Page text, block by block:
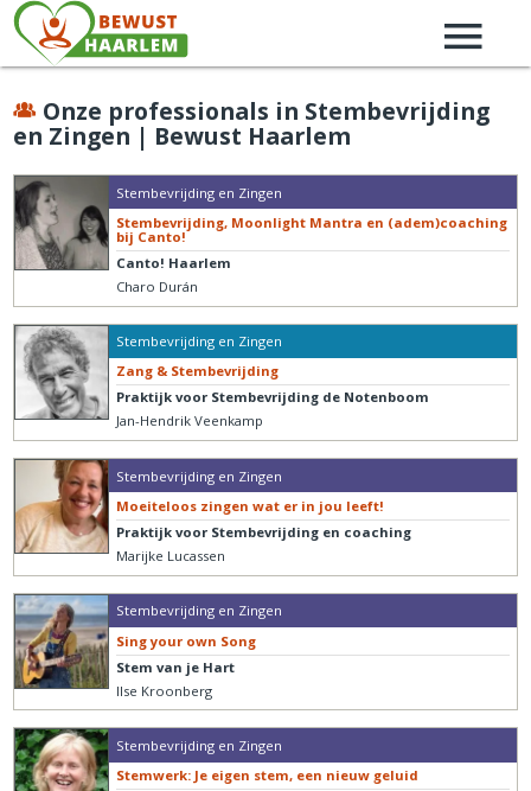
Onze professionals in Stembevrijding
en Zingen | Bewust Haarlem
Stembevrijding en Zingen
Stembevrijding, Moonlight Mantra en (adem)coaching
bij Canto!
Canto! Haarlem
Charo Durán
Stembevrijding en Zingen
Zang & Stembevrijding
Praktijk voor Stembevrijding de Notenboom
Jan-Hendrik Veenkamp
Stembevrijding en Zingen
Moeiteloos zingen wat er in jou leeft!
Praktijk voor Stembevrijding en coaching
Marijke Lucassen
Stembevrijding en Zingen
Sing your own Song
Stem van je Hart
Ilse Kroonberg
Stembevrijding en Zingen
Stemwerk: Je eigen stem, een nieuw geluid